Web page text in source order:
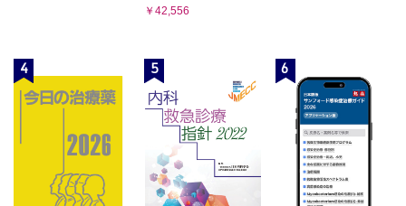
III 顔面・頸部の再建
第11章 知っておきたい知識
1．遊離植皮術とその他の組織移植術の歴史
遊離植皮術の歴史／骨移植術の歴史／軟骨移植術の歴史／
脂肪移植術の歴史／筋膜移植術の歴史
皮弁移植術の確立／皮弁血行の概念
I 側臥位で皮弁挙上をする場合
II 仰臥位で胸背動脈の下行枝を意識して皮弁挙上をする場
合
3．腹直筋皮弁
血行形態／適応
I 手技：上方茎とする場合
II 手技：下方茎とする場合
￥42,556
4 5 6